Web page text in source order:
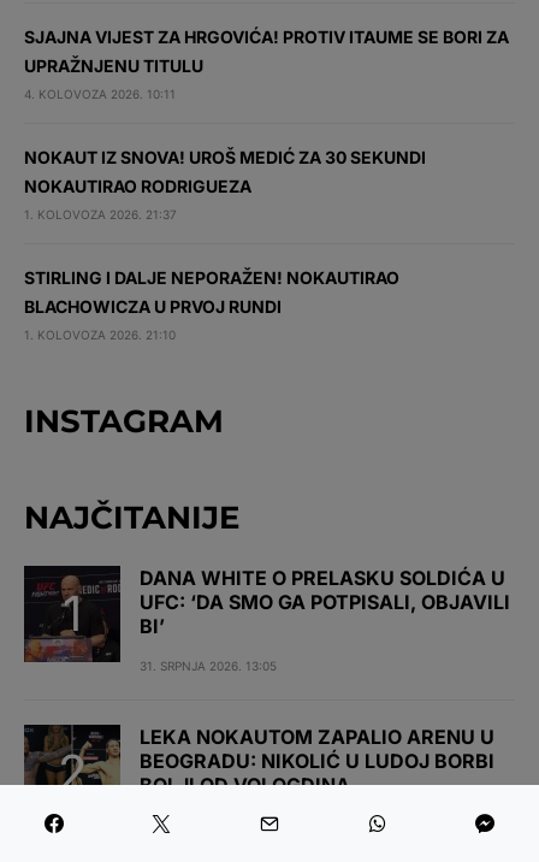
SJAJNA VIJEST ZA HRGOVIĆA! PROTIV ITAUME SE BORI ZA
UPRAŽNJENU TITULU
4. KOLOVOZA 2026. 10:11
NOKAUT IZ SNOVA! UROŠ MEDIĆ ZA 30 SEKUNDI
NOKAUTIRAO RODRIGUEZA
1. KOLOVOZA 2026. 21:37
STIRLING I DALJE NEPORAŽEN! NOKAUTIRAO
BLACHOWICZA U PRVOJ RUNDI
1. KOLOVOZA 2026. 21:10
INSTAGRAM
NAJČITANIJE
DANA WHITE O PRELASKU SOLDIĆA U
UFC: ‘DA SMO GA POTPISALI, OBJAVILI
BI’
31. SRPNJA 2026. 13:05
LEKA NOKAUTOM ZAPALIO ARENU U
BEOGRADU: NIKOLIĆ U LUDOJ BORBI
BOLJI OD VOLOGDINA
1. KOLOVOZA 2026. 18:21